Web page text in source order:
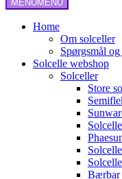
MENUMENU
Home
Om solceller
Spørgsmål og
Solcelle webshop
Solceller
Store
Bærbar